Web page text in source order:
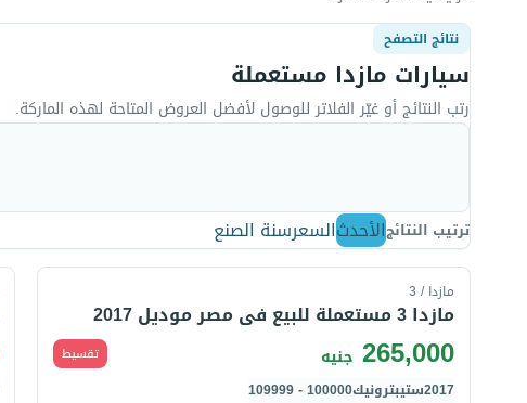
نتائج التصفح
سيارات مازدا مستعملة
رتب النتائج أو غيّر الفلاتر للوصول لأفضل العروض المتاحة لهذه الماركة.
ترتيب النتائجالأحدثالسعرسنة الصنع
مازدا / 3
مازدا 3 مستعملة للبيع فى مصر موديل 2017
265,000 جنيه تقسيط
2017ستيبترونيك100000 - 109999